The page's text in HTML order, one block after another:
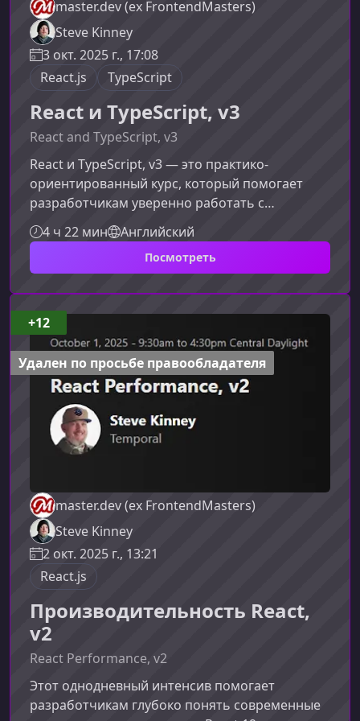
master.dev (ex FrontendMasters)
Steve Kinney
3 окт. 2025 г., 17:08
React.js
TypeScript
React и TypeScript, v3
React and TypeScript, v3
React и TypeScript, v3 — это практико-
ориентированный курс, который помогает
разработчикам уверенно работать с
современными возможностями React, включая
серверные компоненты, Suspense и мутации
на основе действий, одновременно
выстраивая надёжную типизацию и
масштабируемую архитектуру. Материал
подходит тем, кто хочет писать более
предсказуемый, безопасный и устойчивый к
росту код.Что делает этот курс ценнымКурс
объединяет актуальные инструмен
4 ч 22 мин Английский
Посмотреть
master.dev (ex FrontendMasters)
Steve Kinney
2 окт. 2025 г., 13:21
React.js
Производительность React,
v2
React Performance, v2
Этот однодневный интенсив помогает
разработчикам глубоко понять современные
+12
Удален по просьбе правообладателя